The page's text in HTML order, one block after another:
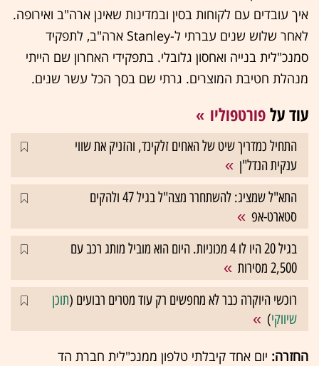
איך עובדים עם לקוחות בסין ובמדינות שאינן ארה"ב ואירופה.
לאחר שלוש שנים עברתי ל-Stanley ארה"ב, לתפקיד
סמנכ"לית בנייה ואחסון גלובלי. בתפקידי האחרון שם הייתי
מנהלת חטיבת המוצרים. גרתי שם בסך הכל עשר שנים.
עוד עלפורטפוליו
התחיל כמדריך שיט של האחים זלקינד, והזניק את שווי
ענקית הנדל"ן
התא"ל שמציג: להשתחרר מצה"ל בגיל 47 ולהקים
סטארט-אפ
בגיל 20 היו לו 4 מכוניות. היום הוא מוביל מותג רכב עם
2,500 מסירות
רוכשי היוקרה כבר לא מחפשים רק עוד מטרים רבועים (תוכן
שיווקי)
החזרה: יום אחד קיבלתי טלפון ממנכ"לית חברת הד